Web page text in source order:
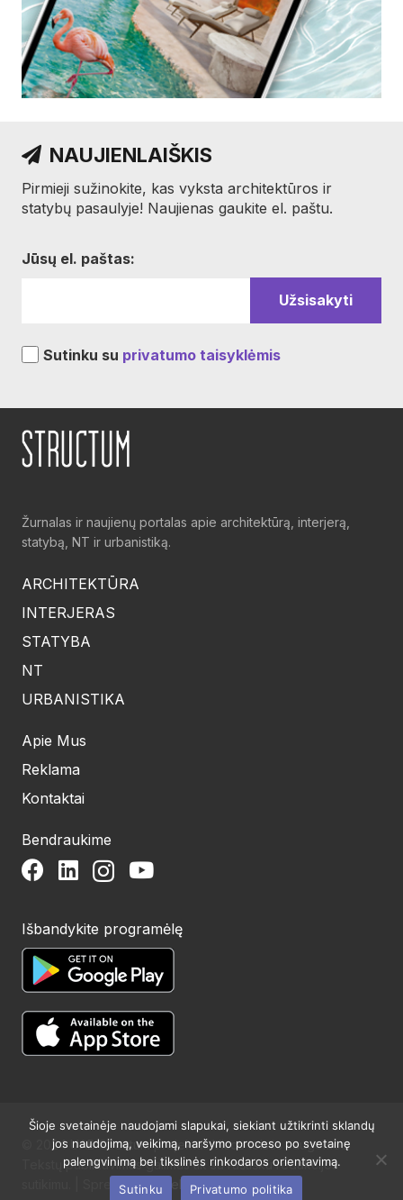
NAUJIENLAIŠKIS
Pirmieji sužinokite, kas vyksta architektūros ir
statybų pasaulyje! Naujienas gaukite el. paštu.
Jūsų el. paštas:
Sutinku su privatumo taisyklėmis
Žurnalas ir naujienų portalas apie architektūrą, interjerą,
statybą, NT ir urbanistiką.
ARCHITEKTŪRA
INTERJERAS
STATYBA
NT
URBANISTIKA
Apie Mus
Reklama
Kontaktai
Bendraukime
Išbandykite programėlę
© 2024 UAB Structum projektai. Visos teisės saugomos.
Tekstų publikavimas galimas tik su raštišku redakcijos
sutikimu. | Sprendimas:Websty
Šioje svetainėje naudojami slapukai, siekiant užtikrinti sklandų
jos naudojimą, veikimą, naršymo proceso po svetainę
palengvinimą bei tikslinės rinkodaros orientavimą.
Sutinku
Privatumo politika